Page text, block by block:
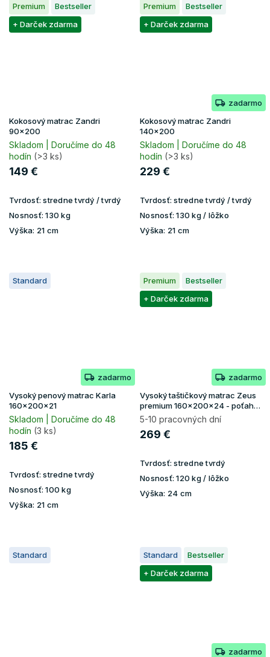
Premium
Bestseller
+ Darček zdarma
Kokosový matrac Zandri
90x200
Skladom | Doručíme do 48
hodín (>3 ks)
149 €
Tvrdosť: stredne tvrdý / tvrdý
Nosnosť: 130 kg
Výška: 21 cm
Premium
Bestseller
+ Darček zdarma
zadarmo
Kokosový matrac Zandri
140x200
Skladom | Doručíme do 48
hodín (>3 ks)
229 €
Tvrdosť: stredne tvrdý / tvrdý
Nosnosť: 130 kg / lôžko
Výška: 21 cm
Standard
zadarmo
Vysoký penový matrac Karla
160x200x21
Skladom | Doručíme do 48
hodín (3 ks)
185 €
Tvrdosť: stredne tvrdý
Nosnosť: 100 kg
Výška: 21 cm
Premium
Bestseller
+ Darček zdarma
zadarmo
Vysoký taštičkový matrac Zeus
premium 160x200x24 - poťah
Aloe Vera
5-10 pracovných dní
269 €
Tvrdosť: stredne tvrdý
Nosnosť: 120 kg / lôžko
Výška: 24 cm
Standard Standard
Bestseller
+ Darček zdarma
zadarmo